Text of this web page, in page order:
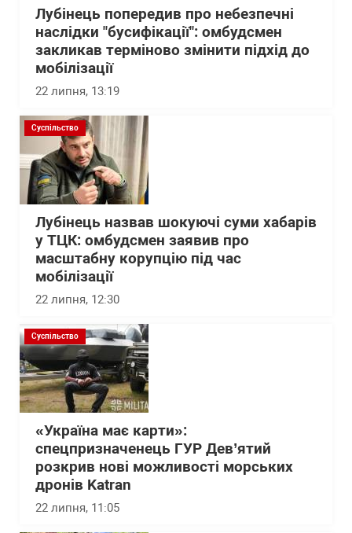
Лубінець попередив про небезпечні
наслідки "бусифікації": омбудсмен
закликав терміново змінити підхід до
мобілізації
22 липня, 13:19
Суспільство
Лубінець назвав шокуючі суми хабарів
у ТЦК: омбудсмен заявив про
масштабну корупцію під час
мобілізації
22 липня, 12:30
Суспільство
«Україна має карти»:
спецпризначенець ГУР Дев’ятий
розкрив нові можливості морських
дронів Katran
22 липня, 11:05